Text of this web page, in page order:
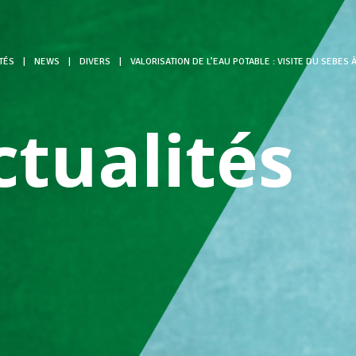
NEWS DIVERS VALORISATION DE L’EAU POTABLE : VISITE DU SEBES